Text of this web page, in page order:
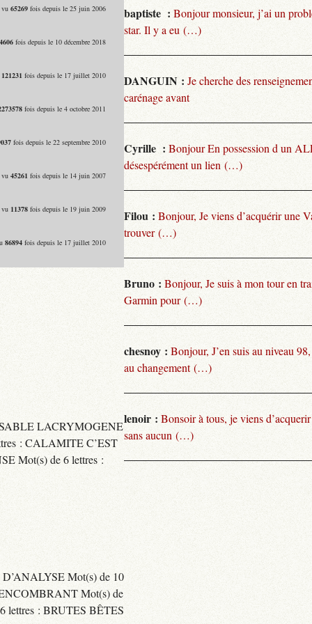
vu 65269fois depuis le 25 juin 2006
fois depuis le 10 décembre 2018
121231 fois depuis le 17 juillet 2010
fois depuis le 4 octobre 2011
fois depuis le 22 septembre 2010
vu 45261 fois depuis le 14 juin 2007
vu 11378fois depuis le 19 juin 2009
86894fois depuis le 17 juillet 2010
LACRYMOGENE
: CALAMITE C’EST
Mot(s) de 6 lettres :
Mot(s) de 10
Mot(s) de
lettres : BRUTES BÊTES
baptiste : Bonjour monsieur, j’ai un
star. Il y a eu (…)
DANGUIN : Je cherche des
carénage avant
Cyrille : Bonjour En possession d un
désespérément un lien (…)
Filou : Bonjour, Je viens d’acquérir une
trouver (…)
Bruno : Bonjour, Je suis à mon tour en
Garmin pour (…)
chesnoy : Bonjour, J’en suis au niveau
au changement (…)
lenoir : Bonsoir à tous, je viens
sans aucun (…)